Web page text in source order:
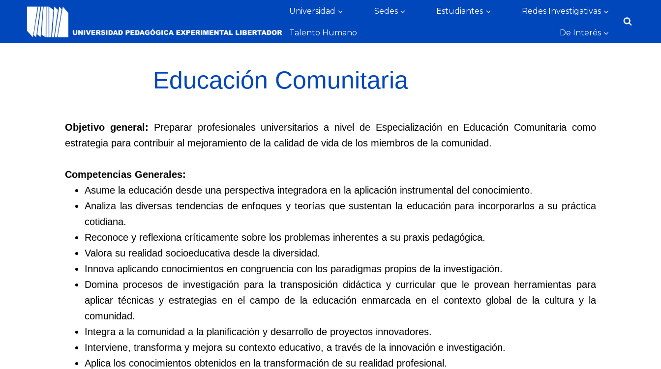
Universidad Sedes Estudiantes Redes Investigativas
Talento Humano De Interés
Educación Comunitaria
Objetivo general: Preparar profesionales universitarios a nivel de Especialización en Educación Comunitaria como
estrategia para contribuir al mejoramiento de la calidad de vida de los miembros de la comunidad.
Competencias Generales:
Asume la educación desde una perspectiva integradora en la aplicación instrumental del conocimiento.
Analiza las diversas tendencias de enfoques y teorías que sustentan la educación para incorporarlos a su práctica
cotidiana.
Reconoce y reflexiona críticamente sobre los problemas inherentes a su praxis pedagógica.
Valora su realidad socioeducativa desde la diversidad.
Innova aplicando conocimientos en congruencia con los paradigmas propios de la investigación.
Domina procesos de investigación para la transposición didáctica y curricular que le provean herramientas para
aplicar técnicas y estrategias en el campo de la educación enmarcada en el contexto global de la cultura y la
comunidad.
Integra a la comunidad a la planificación y desarrollo de proyectos innovadores.
Interviene, transforma y mejora su contexto educativo, a través de la innovación e investigación.
Aplica los conocimientos obtenidos en la transformación de su realidad profesional.